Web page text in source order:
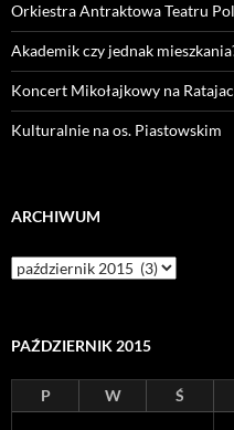
Orkiestra Antraktowa Teatru
Akademik czy jednak
Koncert Mikołajkowy na
Kulturalnie na os. Piastowskim
ARCHIWUM
Archiwum
PAŹDZIERNIK 2015
P W Ś